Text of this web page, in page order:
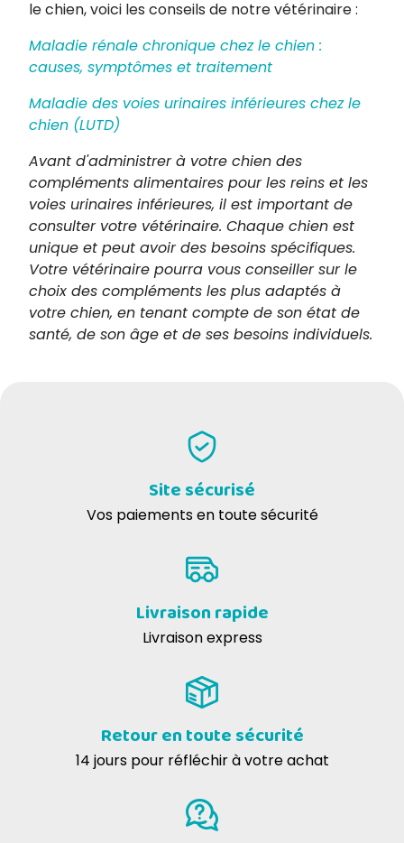
le chien, voici les conseils de notre vétérinaire :
Maladie rénale chronique chez le chien :
causes, symptômes et traitement
Maladie des voies urinaires inférieures chez le
chien (LUTD)
Avant d'administrer à votre chien des
compléments alimentaires pour les reins et les
voies urinaires inférieures, il est important de
consulter votre vétérinaire. Chaque chien est
unique et peut avoir des besoins spécifiques.
Votre vétérinaire pourra vous conseiller sur le
choix des compléments les plus adaptés à
votre chien, en tenant compte de son état de
santé, de son âge et de ses besoins individuels.
Site sécurisé
Vos paiements en toute sécurité
Livraison rapide
Livraison express
Retour en toute sécurité
14 jours pour réfléchir à votre achat